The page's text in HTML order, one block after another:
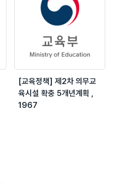
[교육정책] 제2차 의무교
육시설 확충 5개년계획 ,
1967